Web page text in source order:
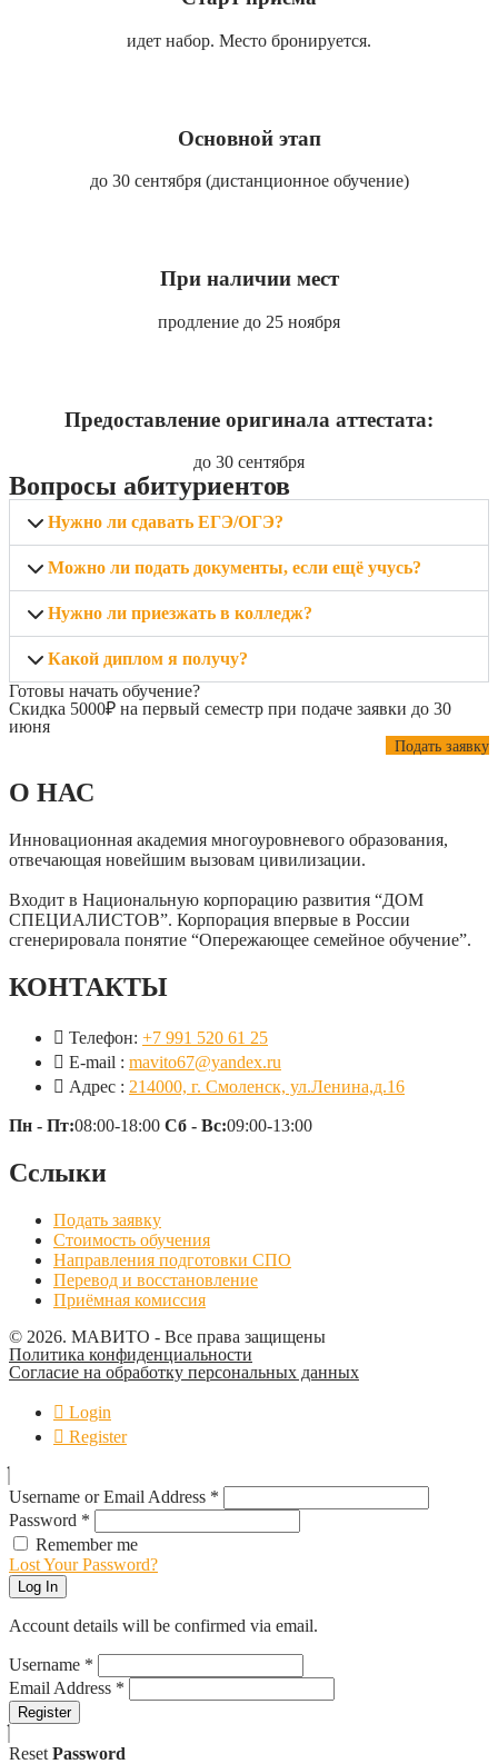
идет набор. Место бронируется.
Основной этап
до 30 сентября (дистанционное обучение)
При наличии мест
продление до 25 ноября
Предоставление оригинала аттестата:
до 30 сентября
Вопросы абитуриентов
Нужно ли сдавать ЕГЭ/ОГЭ?
Можно ли подать документы, если ещё учусь?
Нужно ли приезжать в колледж?
Какой диплом я получу?
Готовы начать обучение?
Скидка 5000₽ на первый семестр при подаче заявки до 30
июня
Подать заявку
О НАС
Инновационная академия многоуровневого образования,
отвечающая новейшим вызовам цивилизации.
Входит в Национальную корпорацию развития “ДОМ
СПЕЦИАЛИСТОВ”. Корпорация впервые в России
сгенерировала понятие “Опережающее семейное обучение”.
КОНТАКТЫ
Телефон: +7 991 520 61 25
E-mail : mavito67@yandex.ru
Адрес : 214000, г. Смоленск, ул.Ленина,д.16
Пн - Пт:08:00-18:00 Сб - Вс:09:00-13:00
Сслыки
Подать заявку
Стоимость обучения
Направления подготовки СПО
Перевод и восстановление
Приёмная комиссия
© 2026. МАВИТО - Все права защищены
Политика конфиденциальности
Согласие на обработку персональных данных
Login
Register
Username or Email Address *
Password *
Remember me
Lost Your Password?
Log In
Account details will be confirmed via email.
Username *
Email Address *
Register
Reset Password